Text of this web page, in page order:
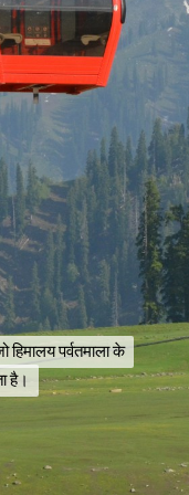
पर्वतमाला के
है।
पर्वतमाला के
है।